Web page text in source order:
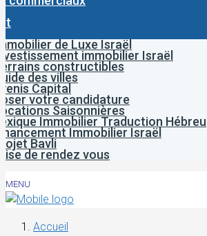
de Luxe Israël
immobilier Israël
constructibles
des villes
Capital
votre candidature
Saisonnières
Immobilier Traduction Hébreu
Immobilier Israël
Bavli
de rendez vous
MENU
Accueil